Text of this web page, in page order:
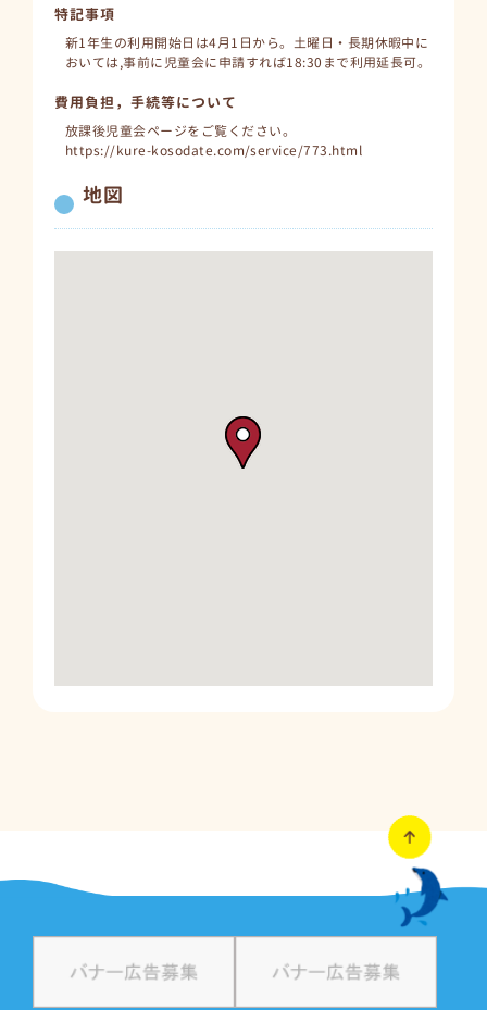
特記事項
新1年生の利用開始日は4月1日から。土曜日・長期休暇中に
おいては,事前に児童会に申請すれば18:30まで利用延長可。
費用負担，手続等について
放課後児童会ページをご覧ください。
https://kure-kosodate.com/service/773.html
地図